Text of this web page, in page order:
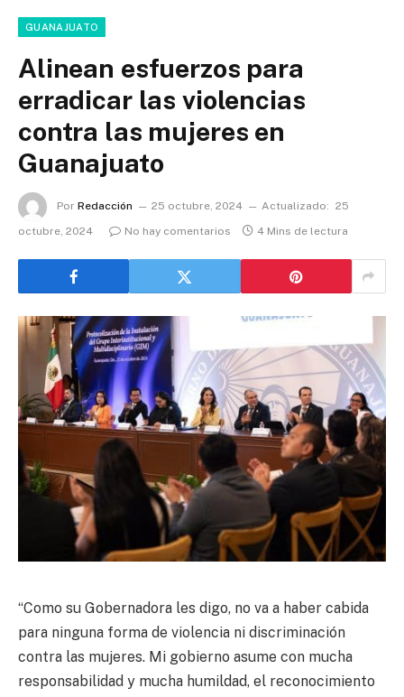
GUANAJUATO
Alinean esfuerzos para
erradicar las violencias
contra las mujeres en
Guanajuato
Por Redacción 25 octubre, 2024 Actualizado: 25
octubre, 2024
No hay comentarios 4 Mins de lectura
“Como su Gobernadora les digo, no va a haber cabida
para ninguna forma de violencia ni discriminación
contra las mujeres. Mi gobierno asume con mucha
responsabilidad y mucha humildad, el reconocimiento